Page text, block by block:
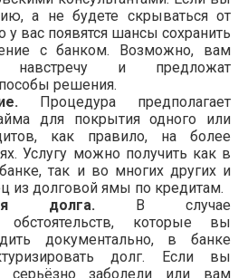
а не будете скрываться от
у вас появятся шансы сохранить
с банком. Возможно, вам
и предложат
решения.
Процедура предполагает
для покрытия одного или
как правило, на более
Услугу можно получить как в
так и во многих других и
из долговой ямы по кредитам.
долга. В случае
обстоятельств, которые вы
документально, в банке
долг. Если вы
серьёзно заболели или вам